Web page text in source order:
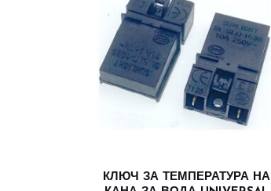
КЛЮЧ ЗА ТЕМПЕРАТУРА НА